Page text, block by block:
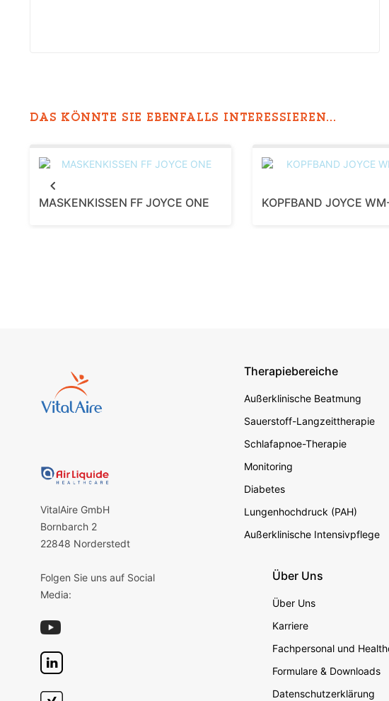
DAS KÖNNTE SIE EBENFALLS INTERESSIEREN...
MASKENKISSEN FF JOYCE ONE KOPFBAND JOYCE
VitalAire GmbH
Bornbarch 2
22848 Norderstedt
Folgen Sie uns auf Social
Media:
FooterTherapiebereiche
Außerklinische Beatmung
Sauerstoff-Langzeittherapie
Schlafapnoe-Therapie
Monitoring
Diabetes
Lungenhochdruck (PAH)
Außerklinische Intensivpflege
Über Uns
Über Uns
Karriere
Fachpersonal und
Formulare & Downloads
Datenschutzerklärung